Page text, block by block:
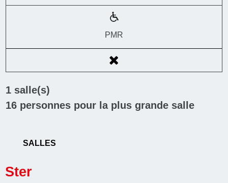
PMR
1 salle(s)
16 personnes pour la plus grande salle
SALLES
Ster